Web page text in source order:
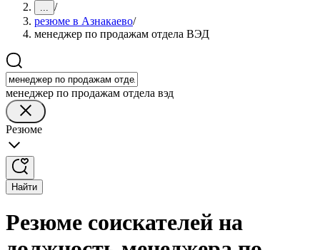
... /
резюме в Азнакаево/
менеджер по продажам отдела ВЭД
менеджер по продажам отдела вэд
Резюме
Найти
Резюме соискателей на